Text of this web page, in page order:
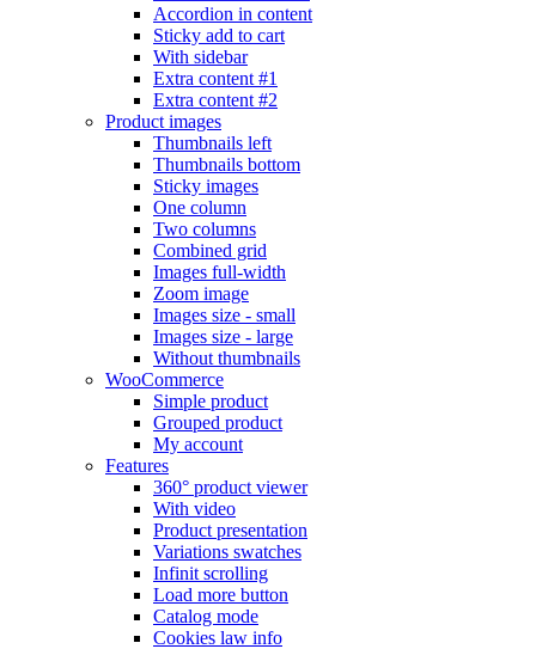
Accordion in content
Sticky add to cart
With sidebar
Extra content #1
Extra content #2
Product images
Thumbnails left
Thumbnails bottom
Sticky images
One column
Two columns
Combined grid
Images full-width
Zoom image
Images size - small
Images size - large
Without thumbnails
WooCommerce
Simple product
Grouped product
My account
Features
360° product viewer
With video
Product presentation
Variations swatches
Infinit scrolling
Load more button
Catalog mode
Cookies law info